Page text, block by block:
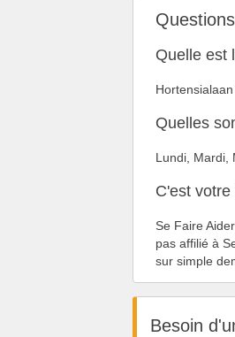
Quelle est
Quelles
Lundi, Mardi,
C'est
Se Faire
pas affilié à
sur simple
Besoin